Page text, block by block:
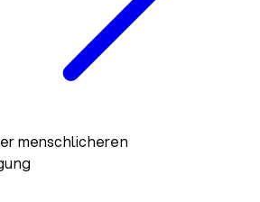
menschlicheren